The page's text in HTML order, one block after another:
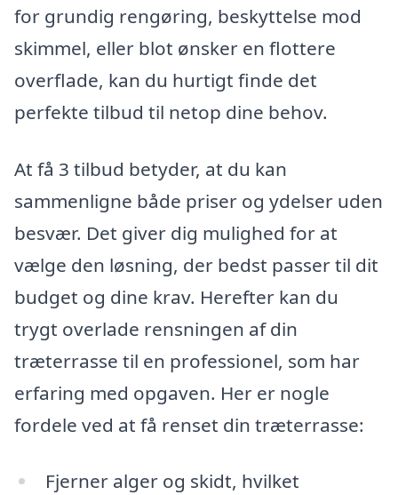
for grundig rengøring, beskyttelse mod
skimmel, eller blot ønsker en flottere
overflade, kan du hurtigt finde det
perfekte tilbud til netop dine behov.
At få 3 tilbud betyder, at du kan
sammenligne både priser og ydelser uden
besvær. Det giver dig mulighed for at
vælge den løsning, der bedst passer til dit
budget og dine krav. Herefter kan du
trygt overlade rensningen af din
træterrasse til en professionel, som har
erfaring med opgaven. Her er nogle
fordele ved at få renset din træterrasse:
Fjerner alger og skidt, hvilket